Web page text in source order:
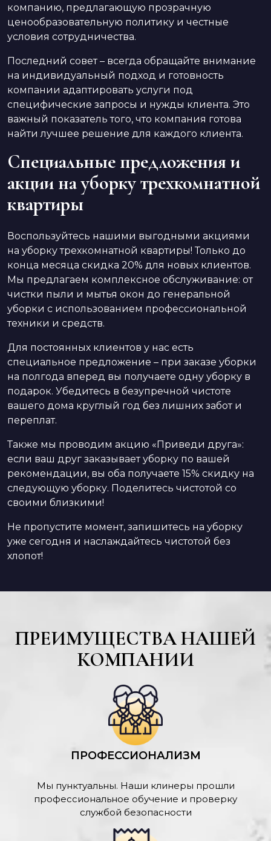
компанию, предлагающую прозрачную
ценообразовательную политику и честные
условия сотрудничества.
Последний совет – всегда обращайте внимание
на индивидуальный подход и готовность
компании адаптировать услуги под
специфические запросы и нужды клиента. Это
важный показатель того, что компания готова
найти лучшее решение для каждого клиента.
Специальные предложения и
акции на уборку трехкомнатной
квартиры
Воспользуйтесь нашими выгодными акциями
на уборку трехкомнатной квартиры! Только до
конца месяца скидка 20% для новых клиентов.
Мы предлагаем комплексное обслуживание: от
чистки пыли и мытья окон до генеральной
уборки с использованием профессиональной
техники и средств.
Для постоянных клиентов у нас есть
специальное предложение – при заказе уборки
на полгода вперед вы получаете одну уборку в
подарок. Убедитесь в безупречной чистоте
вашего дома круглый год без лишних забот и
переплат.
Также мы проводим акцию «Приведи друга»:
если ваш друг заказывает уборку по вашей
рекомендации, вы оба получаете 15% скидку на
следующую уборку. Поделитесь чистотой со
своими близкими!
Не пропустите момент, запишитесь на уборку
уже сегодня и наслаждайтесь чистотой без
хлопот!
ПРЕИМУЩЕСТВА НАШЕЙ
КОМПАНИИ
ПРОФЕССИОНАЛИЗМ
Мы пунктуальны. Наши клинеры прошли
профессиональное обучение и проверку
службой безопасности